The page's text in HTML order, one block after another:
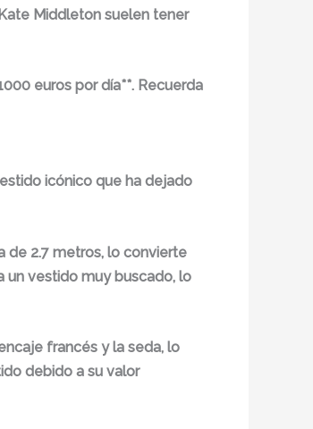
Middleton suelen tener
euros por día**. Recuerda
icónico que ha dejado
de 2.7 metros, lo convierte
un vestido muy buscado, lo
francés y la seda, lo
debido a su valor